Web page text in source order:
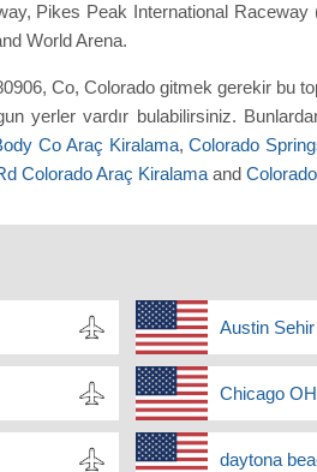
Pikes Peak International
World Arena.
Co, Colorado gitmek gerekir bu
yerler vardır bulabilirsiniz.
Co Araç Kiralama,Colorado
Colorado Araç Kiralama and
Austin
Chicago
daytona